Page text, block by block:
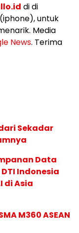
di di
(iphone), untuk
Media
News. Terima
Sekadar
Data
Indonesia
di Asia
M360 ASEAN